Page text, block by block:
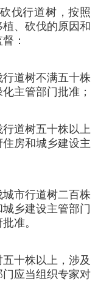
伐行道树，按照
、砍伐的原因和
：
行道树不满五十株
主管部门批准；
行道树五十株以上
房和城乡建设主
城市行道树二百株
乡建设主管部门
准。
十株以上，涉及
应当组织专家对